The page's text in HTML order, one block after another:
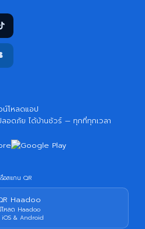
น์โหลดแอป
อดภัย ได้บ้านชัวร์ — ทุกที่ทุกเวลา
อสแกน QR
โหลด Haadoo
iOS & Android